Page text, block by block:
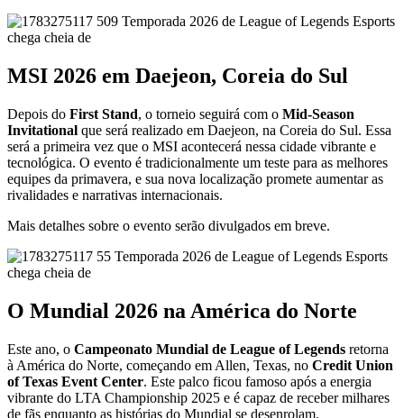
MSI 2026 em Daejeon, Coreia do Sul
Depois do First Stand, o torneio seguirá com o Mid-Season
Invitational que será realizado em Daejeon, na Coreia do Sul. Essa
será a primeira vez que o MSI acontecerá nessa cidade vibrante e
tecnológica. O evento é tradicionalmente um teste para as melhores
equipes da primavera, e sua nova localização promete aumentar as
rivalidades e narrativas internacionais.
Mais detalhes sobre o evento serão divulgados em breve.
O Mundial 2026 na América do Norte
Este ano, o Campeonato Mundial de League of Legends retorna
à América do Norte, começando em Allen, Texas, no Credit Union
of Texas Event Center. Este palco ficou famoso após a energia
vibrante do LTA Championship 2025 e é capaz de receber milhares
de fãs enquanto as histórias do Mundial se desenrolam.